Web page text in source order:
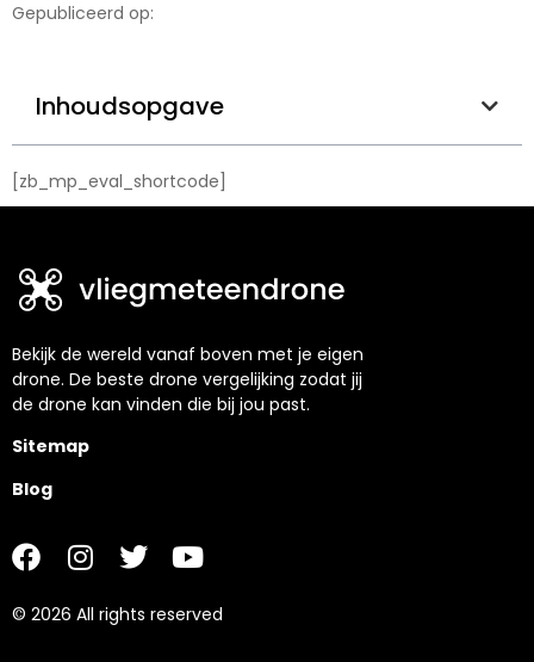
Gepubliceerd op:
Inhoudsopgave
[zb_mp_eval_shortcode]
Bekijk de wereld vanaf boven met je eigen
drone. De beste drone vergelijking zodat jij
de drone kan vinden die bij jou past.
Sitemap
Blog
© 2026 All rights reserved